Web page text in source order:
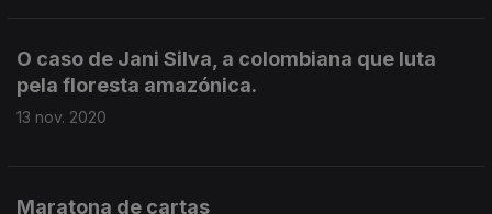
O caso de Jani Silva, a colombiana que luta
pela floresta amazónica.
13 nov. 2020
Maratona de cartas